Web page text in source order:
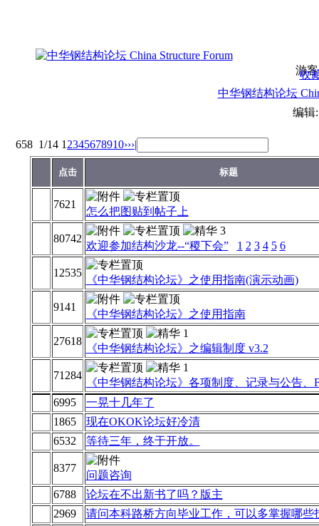
游
收
中华钢结构论坛
编
658 1/14 1 2345678910›››|
点击 标题
7621
怎么把图贴到帖子上
80742
欢迎参加结构沙龙--“稷下会” 1 2 3 4 5 6
12535
《中华钢结构论坛》之使用指南(演示动画)
9141
《中华钢结构论坛》之使用指南
27618
《中华钢结构论坛》之编辑制度 v3.2
71284
《中华钢结构论坛》各项制度、记录与公告、
6995
一晃十几年了
1865
现在OKOK论坛好冷清
6532
等待三年，终于开放。
8377
问题咨询
6788
论坛在不出新书了吗？版主
2969
请问本科路桥方向毕业工作，可以多掌握哪些